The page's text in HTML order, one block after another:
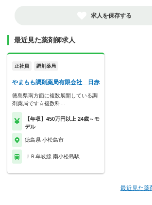
求人を保存する
最近見た薬剤師求人
正社員 調剤薬局
やまもも調剤薬局有限会社 日赤
徳島県南方面に複数展開している調
剤薬局です☆複数科…
【年収】450万円以上 24歳～モ
デル
徳島県 小松島市
ＪＲ牟岐線 南小松島駅
最近見た薬